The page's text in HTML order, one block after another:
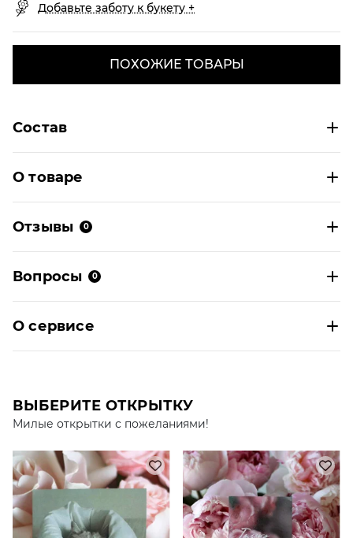
Добавьте заботу к букету +
ПОХОЖИЕ ТОВАРЫ
Состав
О товаре
Отзывы 0
Вопросы 0
О сервисе
ВЫБЕРИТЕ ОТКРЫТКУ
Милые открытки с пожеланиями!